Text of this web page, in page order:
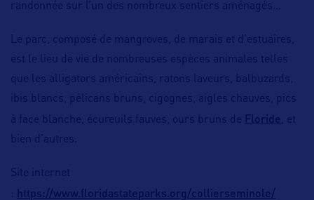
randonnée sur l’un des nombreux sentiers aménagés…
Le parc, composé de mangroves, de marais et d’estuaires,
est le lieu de vie de nombreuses espèces animales telles
que les alligators américains, ratons laveurs, balbuzards,
ibis blancs, pélicans bruns, cigognes, aigles chauves, pics
à face blanche, écureuils fauves, ours bruns de Floride
, et
bien d’autres.
Site internet
: https://www.floridastateparks.org/collierseminole/